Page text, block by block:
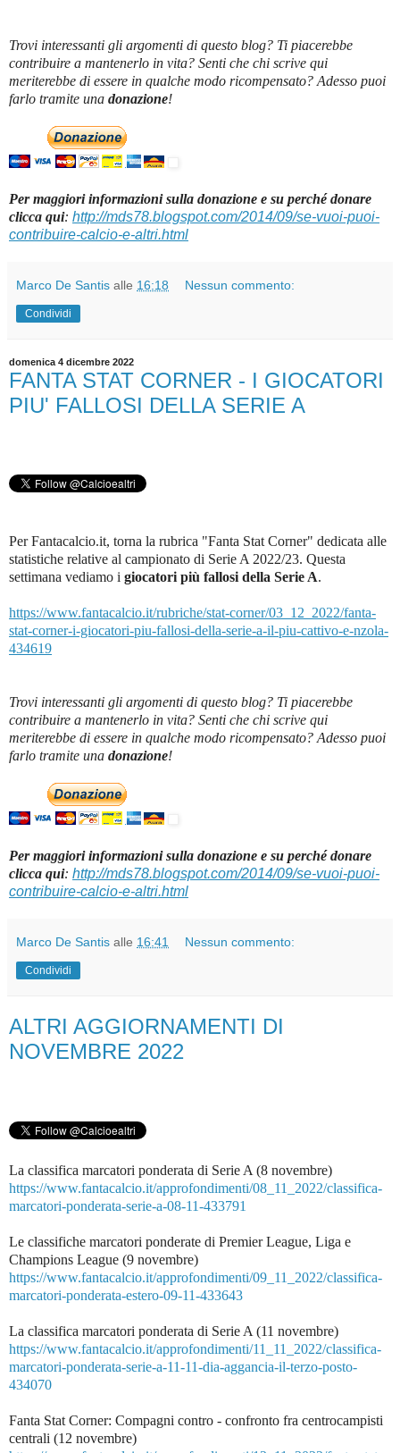
Trovi interessanti gli argomenti di questo blog? Ti piacerebbe
contribuire a mantenerlo in vita? Senti che chi scrive qui
meriterebbe di essere in qualche modo ricompensato? Adesso puoi
farlo tramite una donazione!
Per maggiori informazioni sulla donazione e su perché donare
clicca qui: http://mds78.blogspot.com/2014/09/se-vuoi-puoi-
contribuire-calcio-e-altri.html
Marco De Santis alle 16:18 Nessun commento:
Condividi
domenica 4 dicembre 2022
FANTA STAT CORNER - I GIOCATORI
PIU' FALLOSI DELLA SERIE A
Per Fantacalcio.it, torna la rubrica "Fanta Stat Corner" dedicata alle
statistiche relative al campionato di Serie A 2022/23. Questa
settimana vediamo i giocatori più fallosi della Serie A.
https://www.fantacalcio.it/rubriche/stat-corner/03_12_2022/fanta-
stat-corner-i-giocatori-piu-fallosi-della-serie-a-il-piu-cattivo-e-nzola-
434619
Trovi interessanti gli argomenti di questo blog? Ti piacerebbe
contribuire a mantenerlo in vita? Senti che chi scrive qui
meriterebbe di essere in qualche modo ricompensato? Adesso puoi
farlo tramite una donazione!
Per maggiori informazioni sulla donazione e su perché donare
clicca qui: http://mds78.blogspot.com/2014/09/se-vuoi-puoi-
contribuire-calcio-e-altri.html
Marco De Santis alle 16:41 Nessun commento:
Condividi
ALTRI AGGIORNAMENTI DI
NOVEMBRE 2022
La classifica marcatori ponderata di Serie A (8 novembre)
https://www.fantacalcio.it/approfondimenti/08_11_2022/classifica-
marcatori-ponderata-serie-a-08-11-433791
Le classifiche marcatori ponderate di Premier League, Liga e
Champions League (9 novembre)
https://www.fantacalcio.it/approfondimenti/09_11_2022/classifica-
marcatori-ponderata-estero-09-11-433643
La classifica marcatori ponderata di Serie A (11 novembre)
https://www.fantacalcio.it/approfondimenti/11_11_2022/classifica-
marcatori-ponderata-serie-a-11-11-dia-aggancia-il-terzo-posto-
434070
Fanta Stat Corner: Compagni contro - confronto fra centrocampisti
centrali (12 novembre)